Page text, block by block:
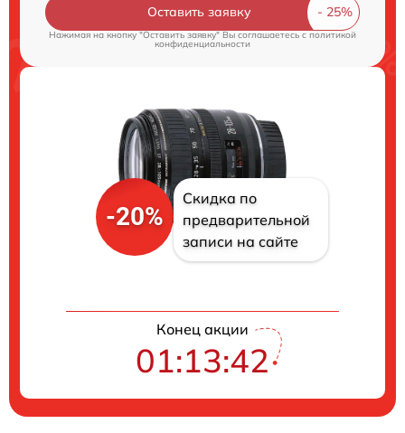
Оставить заявку
Нажимая на кнопку "Оставить заявку" Вы соглашаетесь cполитикой
конфиденциальности
-20%
Скидка по
предварительной
записи на сайте
Конец акции
01:13:42